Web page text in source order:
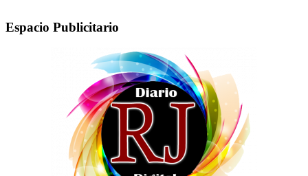
Espacio Publicitario